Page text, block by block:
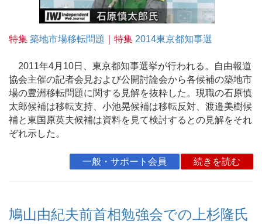
特集 築地市場移転問題 ｜特集 2014東京都知事選
2011年4月10日、東京都知事選挙が行われる。自由報道
協会主催の記者会見および公開討論会から各候補の築地市
場の豊洲移転問題に関する見解を抜粋した。現職の石原慎
太郎候補は移転支持、小池晃候補は移転反対、渡邉美樹候
補と東国原英夫候補は資料を見て検討するとの見解をそれ
ぞれ示した。
一般・サポート会員 続きを読む
鳩山由紀夫前首相勉強会での上杉隆氏